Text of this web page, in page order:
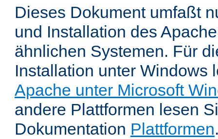
Dieses Dokument umfaßt
und Installation des
ähnlichen Systemen. Für
Installation unter Windows
Apache unter Microsoft
andere Plattformen lesen
Dokumentation Plattformen